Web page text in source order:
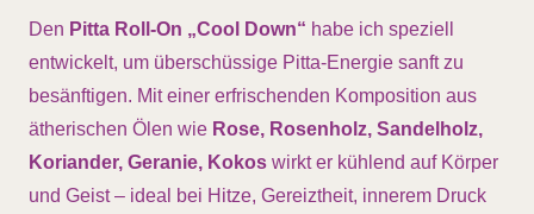
Den Pitta Roll-On „Cool Down“ habe ich speziell
entwickelt, um überschüssige Pitta-Energie sanft zu
besänftigen. Mit einer erfrischenden Komposition aus
ätherischen Ölen wie Rose, Rosenholz, Sandelholz,
Koriander, Geranie, Kokos wirkt er kühlend auf Körper
und Geist – ideal bei Hitze, Gereiztheit, innerem Druck